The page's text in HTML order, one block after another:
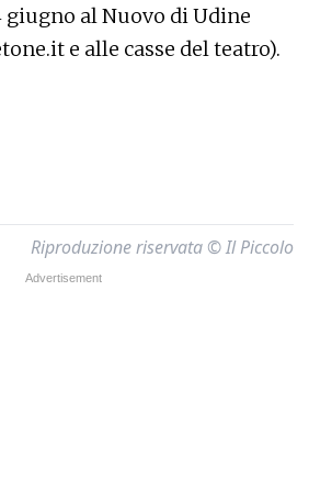
al Nuovo di Udine
e alle casse del teatro).
Riproduzione riservata © Il Piccolo